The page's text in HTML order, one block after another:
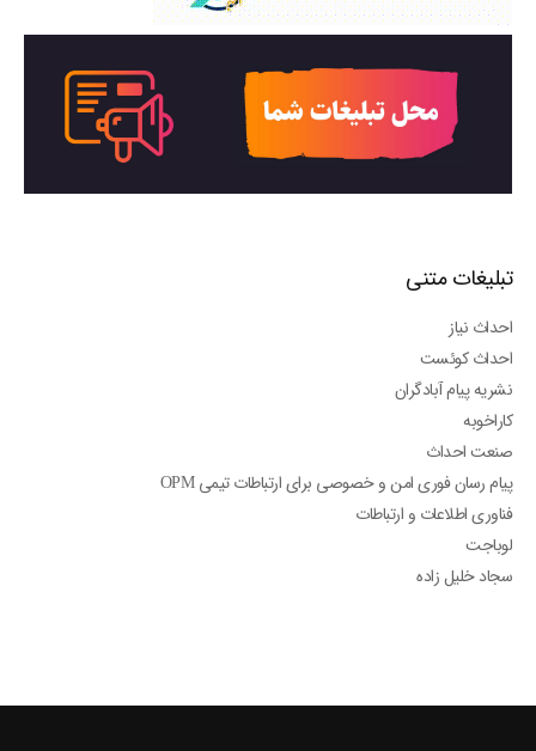
تبلیغات متنی
احداث نیاز
احداث کوئست
نشریه پیام آبادگران
کاراخوبه
صنعت احداث
پیام رسان فوری امن و خصوصی برای ارتباطات تیمی OPM
فناوری اطلاعات و ارتباطات
لوباجت
سجاد خلیل زاده